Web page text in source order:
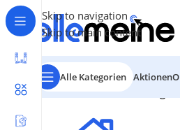
Skip to navigation
Skip to main content
Alle Kategorien Aktionen
Start/Produkte